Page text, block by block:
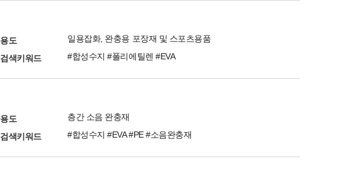
용도
일용잡화, 완충용 포장재 및 스포츠용품
검색키워드
#합성수지 #폴리에틸렌 #EVA
용도
층간 소음 완충재
검색키워드
#합성수지 #EVA #PE #소음완충재